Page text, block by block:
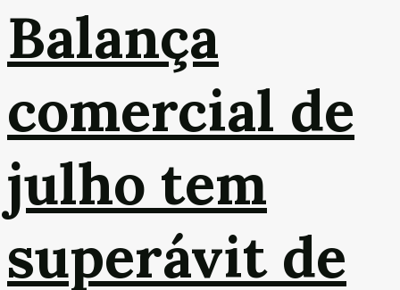
Balança
comercial de
julho tem
superávit de